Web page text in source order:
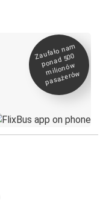
Zaufało na
m
ponad 500
milionó
w
pasażeró
w